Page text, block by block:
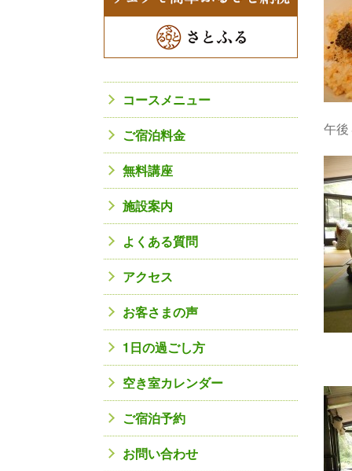
午
コースメニュー
ご宿泊料金
無料講座
施設案内
よくある質問
アクセス
お客さまの声
1日の過ごし方
空き室カレンダー
ご宿泊予約
お問い合わせ